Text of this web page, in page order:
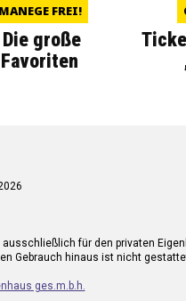
FREI!
große
für den privaten
Gebrauch hinaus ist nicht
ges.m.b.h.